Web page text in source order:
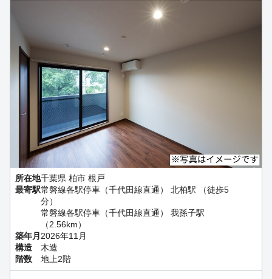
所在地千葉県 柏市 根戸
最寄駅常磐線各駅停車（千代田線直通） 北柏駅 （徒歩5
分）
常磐線各駅停車（千代田線直通） 我孫子駅
（2.56km）
築年月 2026年11月
構造
木造
階数
地上2階